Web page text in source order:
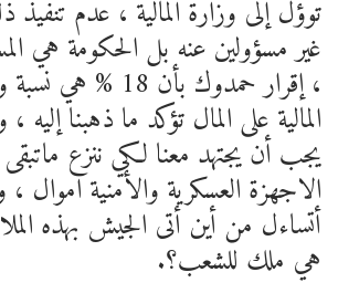
توؤل إلى وزارة المالية ، عدم
غير مسؤولين عنه بل الحكومة هي
، إقرار حمدوك بأن 18 %
المالية على المال تؤكد ما ذهبنا إليه ،
يجب أن يجتهد معنا لكي ننزع
الاجهزة العسكرية والأمنية اموال ،
أتساءل من أين أتى الجيش بهذه
هي ملك للشعب؟.